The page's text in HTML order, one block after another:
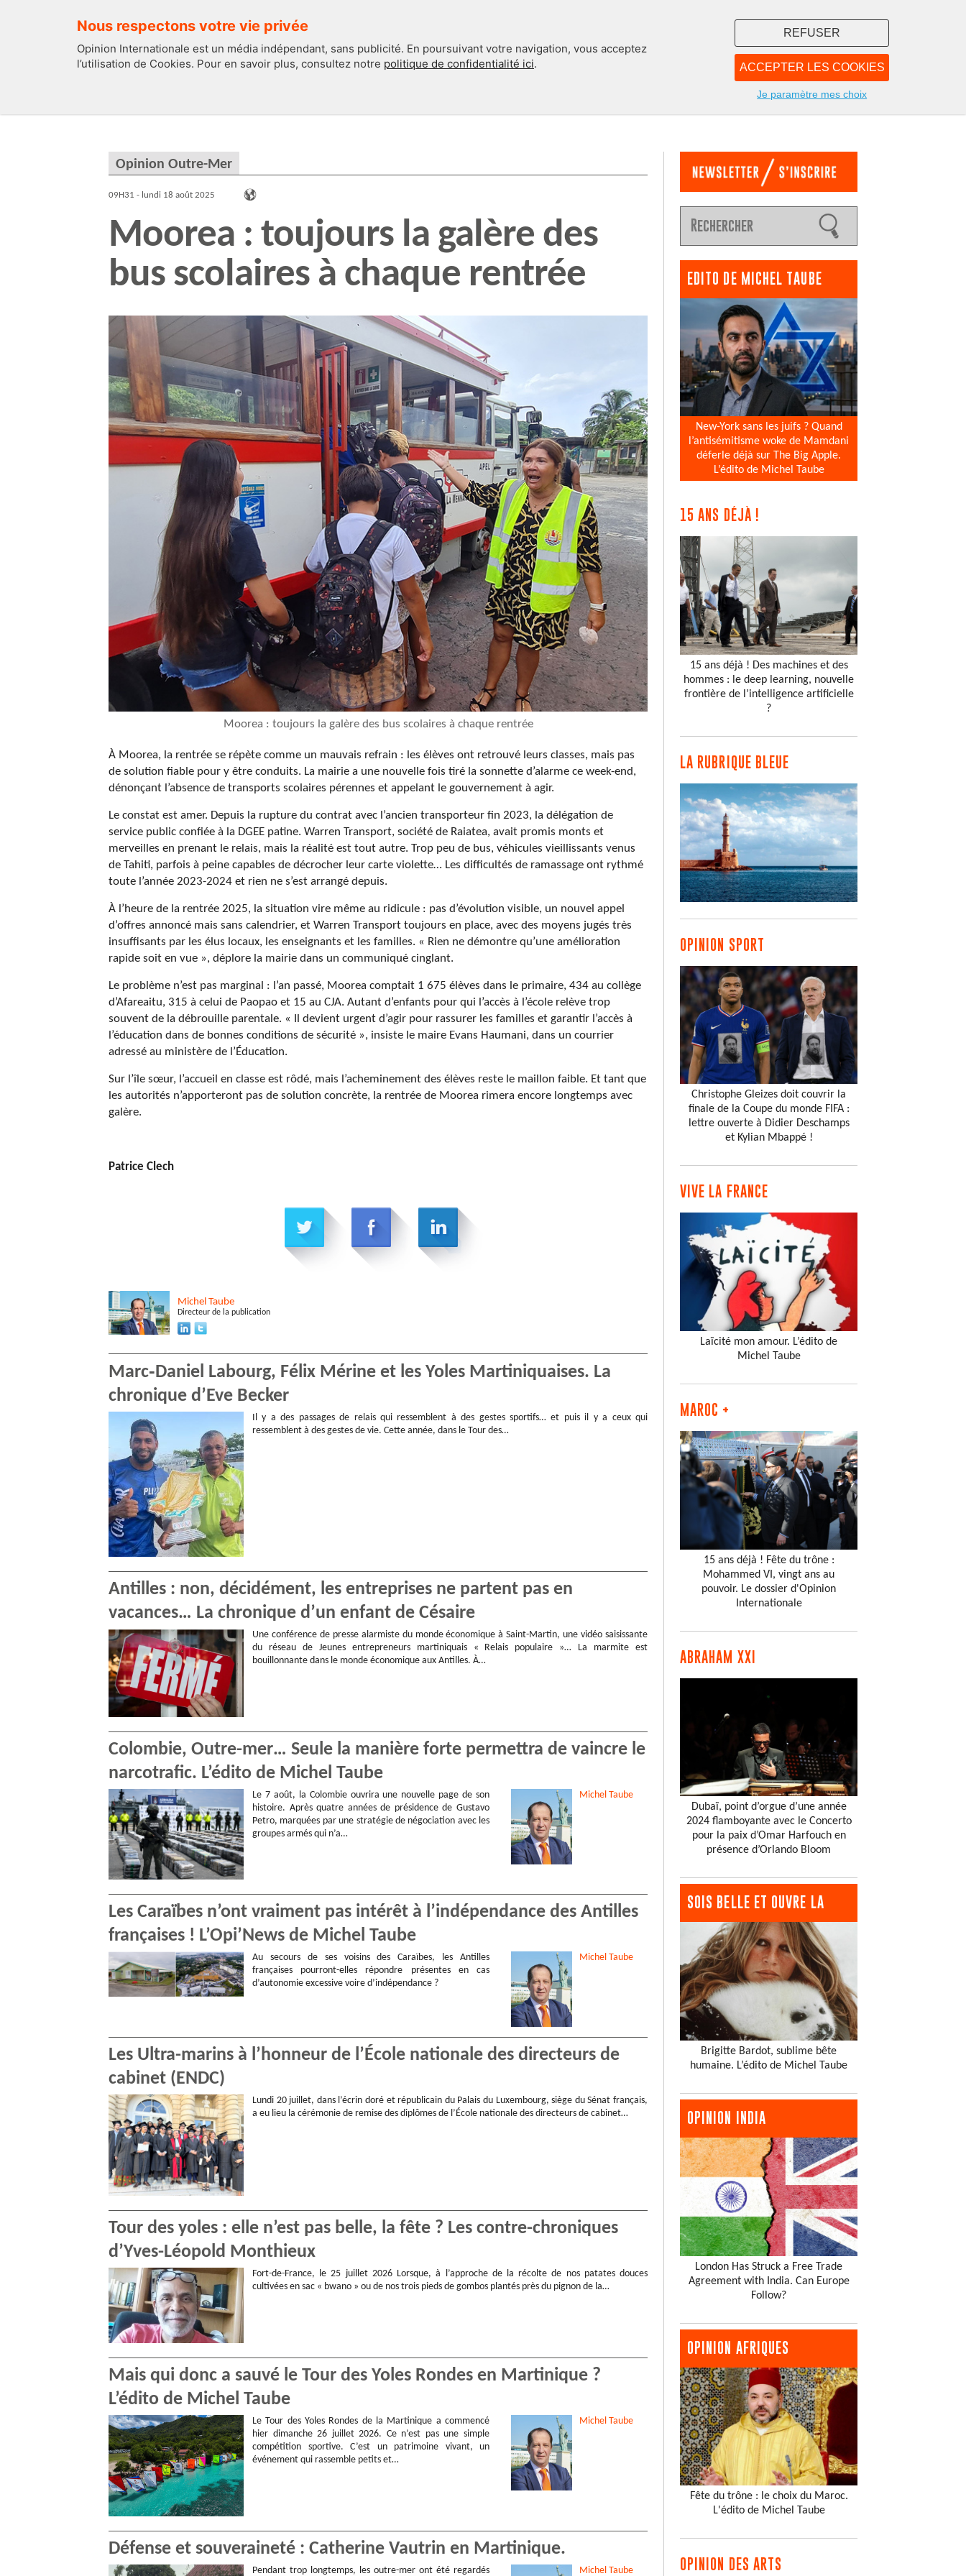
Nous respectons votre vie privée
Opinion Internationale est un média indépendant, sans publicité. En poursuivant votre navigation, vous acceptez
l’utilisation de Cookies. Pour en savoir plus, consultez notre politique de confidentialité ici. ACCEPTER LES COOKIES
REFUSER
Je paramètre mes choix
NOUS
Opinion Outre-Mer
09H31 - lundi 18 août 2025
Moorea : toujours la galère des
bus scolaires à chaque rentrée
Moorea : toujours la galère des bus scolaires à chaque rentrée
À Moorea, la rentrée se répète comme un mauvais refrain : les élèves ont retrouvé leurs classes, mais pas
de solution fiable pour y être conduits. La mairie a une nouvelle fois tiré la sonnette d’alarme ce week-end,
dénonçant l’absence de transports scolaires pérennes et appelant le gouvernement à agir.
Le constat est amer. Depuis la rupture du contrat avec l’ancien transporteur fin 2023, la délégation de
service public confiée à la DGEE patine. Warren Transport, société de Raiatea, avait promis monts et
merveilles en prenant le relais, mais la réalité est tout autre. Trop peu de bus, véhicules vieillissants venus
de Tahiti, parfois à peine capables de décrocher leur carte violette… Les difficultés de ramassage ont rythmé
toute l’année 2023-2024 et rien ne s’est arrangé depuis.
À l’heure de la rentrée 2025, la situation vire même au ridicule : pas d’évolution visible, un nouvel appel
d’offres annoncé mais sans calendrier, et Warren Transport toujours en place, avec des moyens jugés très
insuffisants par les élus locaux, les enseignants et les familles. « Rien ne démontre qu’une amélioration
rapide soit en vue », déplore la mairie dans un communiqué cinglant.
Le problème n’est pas marginal : l’an passé, Moorea comptait 1 675 élèves dans le primaire, 434 au collège
d’Afareaitu, 315 à celui de Paopao et 15 au CJA. Autant d’enfants pour qui l’accès à l’école relève trop
souvent de la débrouille parentale. « Il devient urgent d’agir pour rassurer les familles et garantir l’accès à
l’éducation dans de bonnes conditions de sécurité », insiste le maire Evans Haumani, dans un courrier
adressé au ministère de l’Éducation.
Sur l’île sœur, l’accueil en classe est rôdé, mais l’acheminement des élèves reste le maillon faible. Et tant que
les autorités n’apporteront pas de solution concrète, la rentrée de Moorea rimera encore longtemps avec
galère.
Patrice Clech
Michel Taube
Directeur de la publication
Marc‑Daniel Labourg, Félix Mérine et les Yoles Martiniquaises. La
chronique d’Eve Becker
Il y a des passages de relais qui ressemblent à des gestes sportifs… et puis il y a ceux qui
ressemblent à des gestes de vie. Cette année, dans le Tour des…
Antilles : non, décidément, les entreprises ne partent pas en
vacances… La chronique d’un enfant de Césaire
Une conférence de presse alarmiste du monde économique à Saint-Martin, une vidéo saisissante
du réseau de Jeunes entrepreneurs martiniquais « Relais populaire »… La marmite est
bouillonnante dans le monde économique aux Antilles. À…
Colombie, Outre-mer… Seule la manière forte permettra de vaincre le
narcotrafic. L’édito de Michel Taube
Le 7 août, la Colombie ouvrira une nouvelle page de son
histoire. Après quatre années de présidence de Gustavo
Petro, marquées par une stratégie de négociation avec les
groupes armés qui n’a…
Michel Taube
Les Caraïbes n’ont vraiment pas intérêt à l’indépendance des Antilles
françaises ! L’Opi’News de Michel Taube
Au secours de ses voisins des Caraïbes, les Antilles
françaises pourront-elles répondre présentes en cas
d’autonomie excessive voire d’indépendance ?
Michel Taube
Les Ultra-marins à l’honneur de l’École nationale des directeurs de
cabinet (ENDC)
Lundi 20 juillet, dans l’écrin doré et républicain du Palais du Luxembourg, siège du Sénat français,
a eu lieu la cérémonie de remise des diplômes de l’École nationale des directeurs de cabinet…
Tour des yoles : elle n’est pas belle, la fête ? Les contre-chroniques
d’Yves-Léopold Monthieux
Fort-de-France, le 25 juillet 2026 Lorsque, à l’approche de la récolte de nos patates douces
cultivées en sac « bwano » ou de nos trois pieds de gombos plantés près du pignon de la…
Mais qui donc a sauvé le Tour des Yoles Rondes en Martinique ?
L’édito de Michel Taube
Le Tour des Yoles Rondes de la Martinique a commencé
hier dimanche 26 juillet 2026. Ce n’est pas une simple
compétition sportive. C’est un patrimoine vivant, un
événement qui rassemble petits et…
Michel Taube
Défense et souveraineté : Catherine Vautrin en Martinique.
Pendant trop longtemps, les outre-mer ont été regardés Michel Taube
EDITO DE MICHEL TAUBE
New-York sans les juifs ? Quand
l’antisémitisme woke de Mamdani
déferle déjà sur The Big Apple.
L’édito de Michel Taube
15 ANS DÉJÀ !
15 ans déjà ! Des machines et des
hommes : le deep learning, nouvelle
frontière de l’intelligence artificielle
?
LA RUBRIQUE BLEUE
OPINION SPORT
Christophe Gleizes doit couvrir la
finale de la Coupe du monde FIFA :
lettre ouverte à Didier Deschamps
et Kylian Mbappé !
VIVE LA FRANCE
Laïcité mon amour. L’édito de
Michel Taube
MAROC +
15 ans déjà ! Fête du trône :
Mohammed VI, vingt ans au
pouvoir. Le dossier d'Opinion
Internationale
ABRAHAM XXI
Dubaï, point d’orgue d’une année
2024 flamboyante avec le Concerto
pour la paix d’Omar Harfouch en
présence d’Orlando Bloom
SOIS BELLE ET OUVRE LA
Brigitte Bardot, sublime bête
humaine. L’édito de Michel Taube
OPINION INDIA
London Has Struck a Free Trade
Agreement with India. Can Europe
Follow?
OPINION AFRIQUES
Fête du trône : le choix du Maroc.
L'édito de Michel Taube
OPINION DES ARTS